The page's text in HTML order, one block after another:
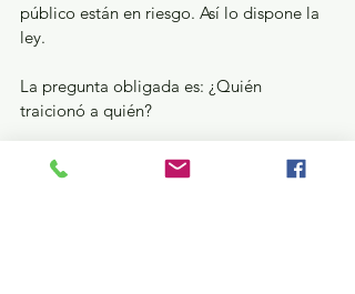
público están en riesgo. Así lo dispone la
ley.
La pregunta obligada es: ¿Quién
traicionó a quién?
Gubernatura Edoméx 2023